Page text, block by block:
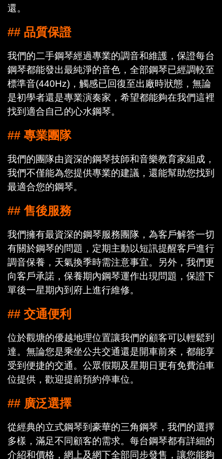
還。
## 品質保證
我們的二手鋼琴經過專業的調音和維護，保證每台
鋼琴都能發出最純淨的音色，全部鋼琴已經調較至
標準音(440Hz)，觸感已回復至出廠時狀態，無論
是初學者還是專業演奏家，希望都能夠在我們這裡
找到適合自己的心水鋼琴。
## 專業團隊
我們的團隊由資深的鋼琴技師和音樂教育家組成，
我們不僅能為您提供專業的建議，還能幫助您找到
最適合您的鋼琴。
## 售後服務
我們擁有最資深的鋼琴服務團隊，為客戶解答一切
有關於鋼琴的問題，定期主動以短訊提醒客戶進行
調音保養，天氣換季時需注意事宜。另外，我們更
向客戶承諾，保養期內鋼琴運作出現問題，保證下
單後一星期內到府上進行維修。
## 交通便利
位於觀塘的優越地理位置讓我們的顧客可以輕鬆到
達。無論您是乘坐公共交通還是開車前來，都能享
受到便捷的交通。公眾假期及星期日更有免費泊車
位提供，歡迎提前預約停車位。
## 廣泛選擇
從經典的立式鋼琴到豪華的三角鋼琴，我們的選擇
多樣，滿足不同顧客的需求。每台鋼琴都有詳細的
介紹和價格，網上及網下全部同步發售，讓您能夠